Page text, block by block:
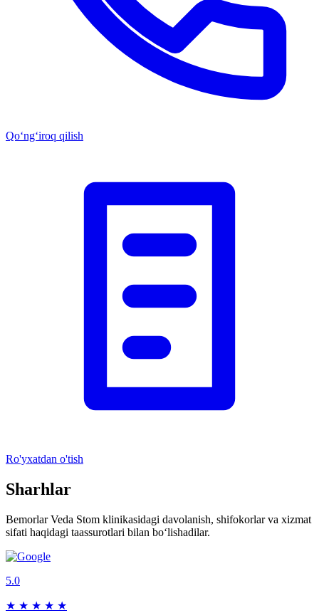
Qo‘ng‘iroq qilish
Ro'yxatdan o'tish
Sharhlar
Bemorlar Veda Stom klinikasidagi davolanish, shifokorlar va xizmat
sifati haqidagi taassurotlari bilan bo‘lishadilar.
5.0
★ ★ ★ ★ ★